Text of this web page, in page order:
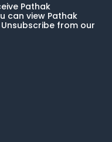
Pathak
can view Pathak
from our